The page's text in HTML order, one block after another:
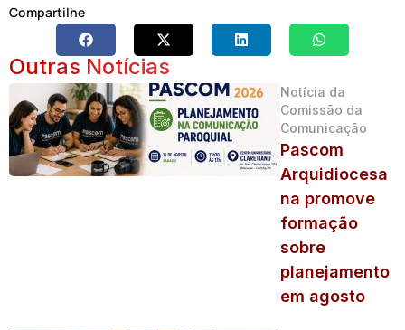
Compartilhe
Outras Notícias
Notícia da
Comissão da
Comunicação
Pascom
Arquidiocesa
na promove
formação
sobre
planejamento
em agosto